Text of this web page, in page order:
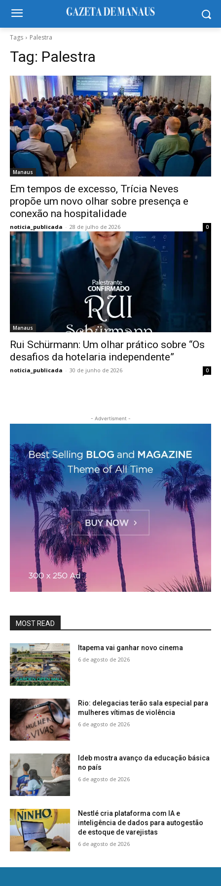
Tags Palestra
Tag: Palestra
Manaus
Em tempos de excesso, Trícia Neves
propõe um novo olhar sobre presença e
conexão na hospitalidade
noticia_publicada - 28 de julho de 2026 0
Manaus
Rui Schürmann: Um olhar prático sobre “Os
desafios da hotelaria independente”
noticia_publicada - 30 de junho de 2026 0
- Advertisment -
MOST READ
Itapema vai ganhar novo cinema
6 de agosto de 2026
Rio: delegacias terão sala especial para
mulheres vítimas de violência
6 de agosto de 2026
Ideb mostra avanço da educação básica
no país
6 de agosto de 2026
Nestlé cria plataforma com IA e
inteligência de dados para autogestão
de estoque de varejistas
6 de agosto de 2026